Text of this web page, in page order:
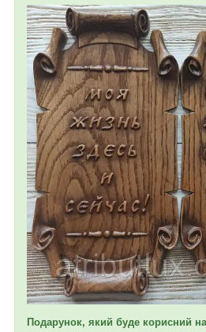
Подарунок, який буде корисний